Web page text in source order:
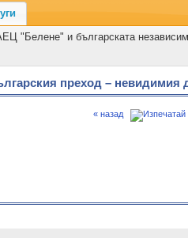
"Белене" и българската
преход – невидимия
« назад